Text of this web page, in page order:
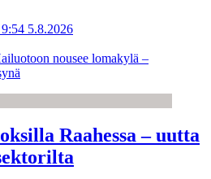
5.8.2026
nousee lomakylä –
Raahessa – uutta